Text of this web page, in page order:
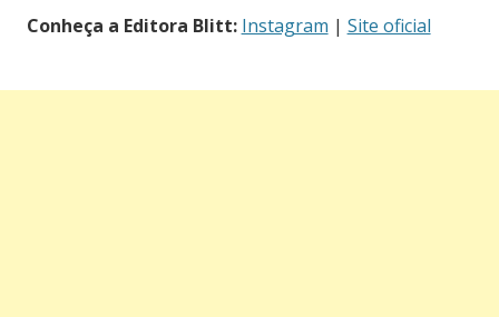
Conheça a Editora Blitt: Instagram | Site oficial